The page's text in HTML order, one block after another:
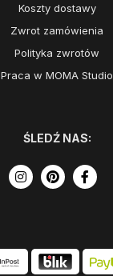
Koszty dostawy
Zwrot zamówienia
Polityka zwrotów
Praca w MOMA Studio
ŚLEDŹ NAS: